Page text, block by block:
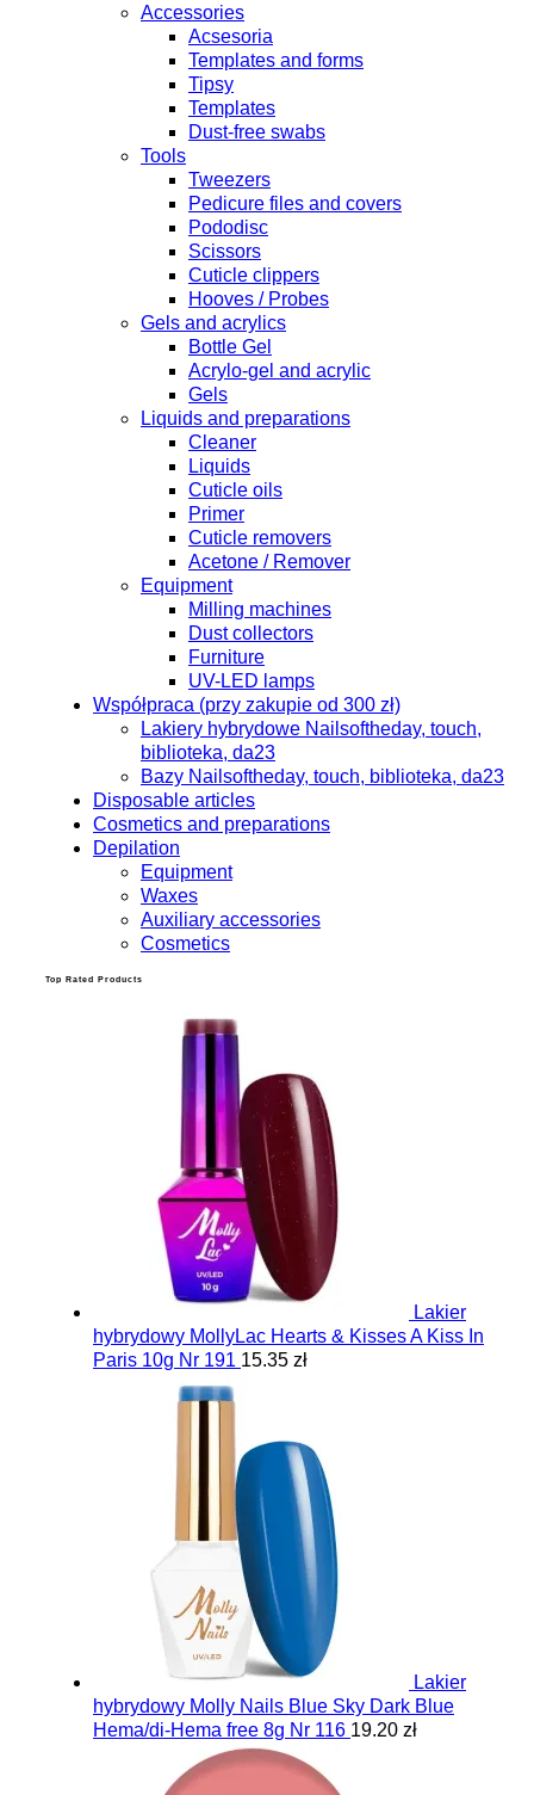
Accessories
Acsesoria
Templates and forms
Tipsy
Templates
Dust-free swabs
Tools
Tweezers
Pedicure files and covers
Pododisc
Scissors
Cuticle clippers
Hooves / Probes
Gels and acrylics
Bottle Gel
Acrylo-gel and acrylic
Gels
Liquids and preparations
Cleaner
Liquids
Cuticle oils
Primer
Cuticle removers
Acetone / Remover
Equipment
Milling machines
Dust collectors
Furniture
UV-LED lamps
Współpraca (przy zakupie od 300 zł)
Lakiery hybrydowe Nailsoftheday, touch,
biblioteka, da23
Bazy Nailsoftheday, touch, biblioteka, da23
Disposable articles
Cosmetics and preparations
Depilation
Equipment
Waxes
Auxiliary accessories
Cosmetics
Top Rated Products
Lakier
hybrydowy MollyLac Hearts & Kisses A Kiss In
Paris 10g Nr 191 15.35 zł
Lakier
hybrydowy Molly Nails Blue Sky Dark Blue
Hema/di-Hema free 8g Nr 116 19.20 zł